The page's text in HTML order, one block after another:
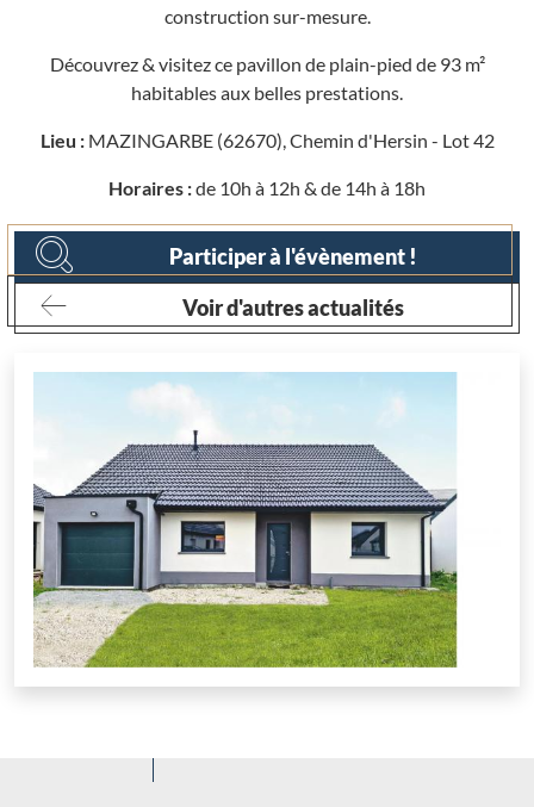
construction sur-mesure.
Découvrez & visitez ce pavillon de plain-pied de 93 m²
habitables aux belles prestations.
Lieu : MAZINGARBE (62670), Chemin d'Hersin - Lot 42
Horaires :de 10h à 12h & de 14h à 18h
Participer à l'évènement !
Voir d'autres actualités